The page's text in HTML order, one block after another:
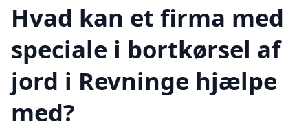
Hvad kan et firma med
speciale i bortkørsel af
jord i Revninge hjælpe
med?